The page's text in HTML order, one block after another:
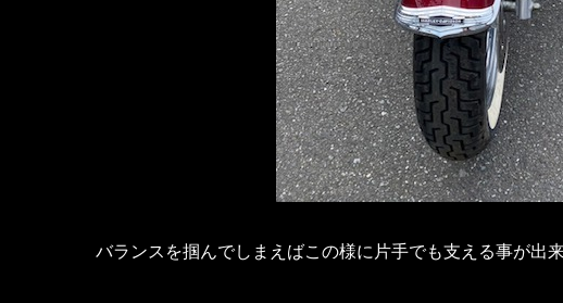
バランスを掴んでしまえばこの様に片手でも支える事が出来